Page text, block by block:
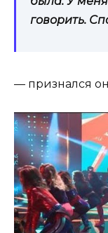
говорить.
— признался